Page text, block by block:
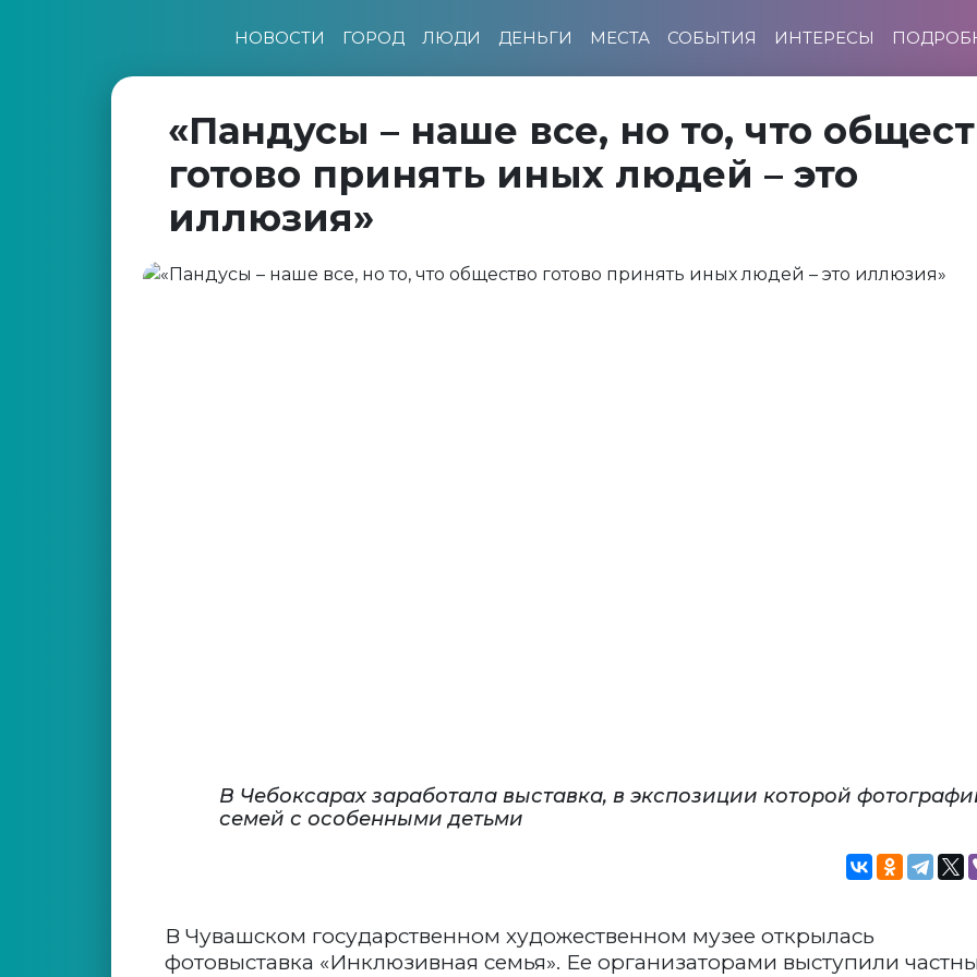
НОВОСТИ ГОРОД ЛЮДИ ДЕНЬГИ МЕСТА СОБЫТИЯ ИНТЕРЕСЫ
«Пандусы – наше все, но то, что
готово принять иных людей – это
иллюзия»
В Чебоксарах заработала выставка, в экспозиции которой
семей с особенными детьми
В Чувашском государственном художественном музее открылась
фотовыставка «Инклюзивная семья». Ее организаторами выступили